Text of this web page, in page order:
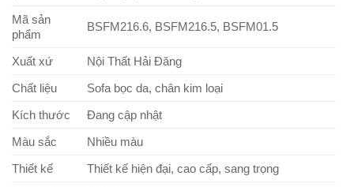
Mã sản
phẩm
BSFM216.6, BSFM216.5, BSFM01.5
Xuất xứ
Nội Thất Hải Đăng
Chất liệu
Sofa bọc da, chân kim loại
Kích thước
Đang cập nhật
Màu sắc
Nhiều màu
Thiết kế
Thiết kế hiện đại, cao cấp, sang trọng